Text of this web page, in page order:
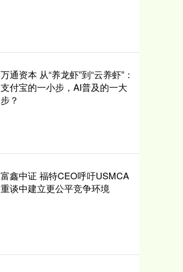
万通资本 从“养龙虾”到“云养虾”：
支付宝的一小步，AI普及的一大
步？
富鑫中证 福特CEO呼吁USMCA
重谈中建立更公平竞争环境